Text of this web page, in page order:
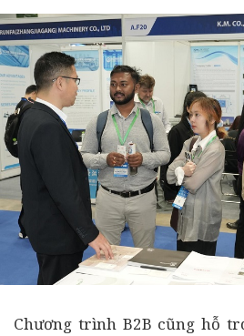
Chương trình B2B cũng hỗ